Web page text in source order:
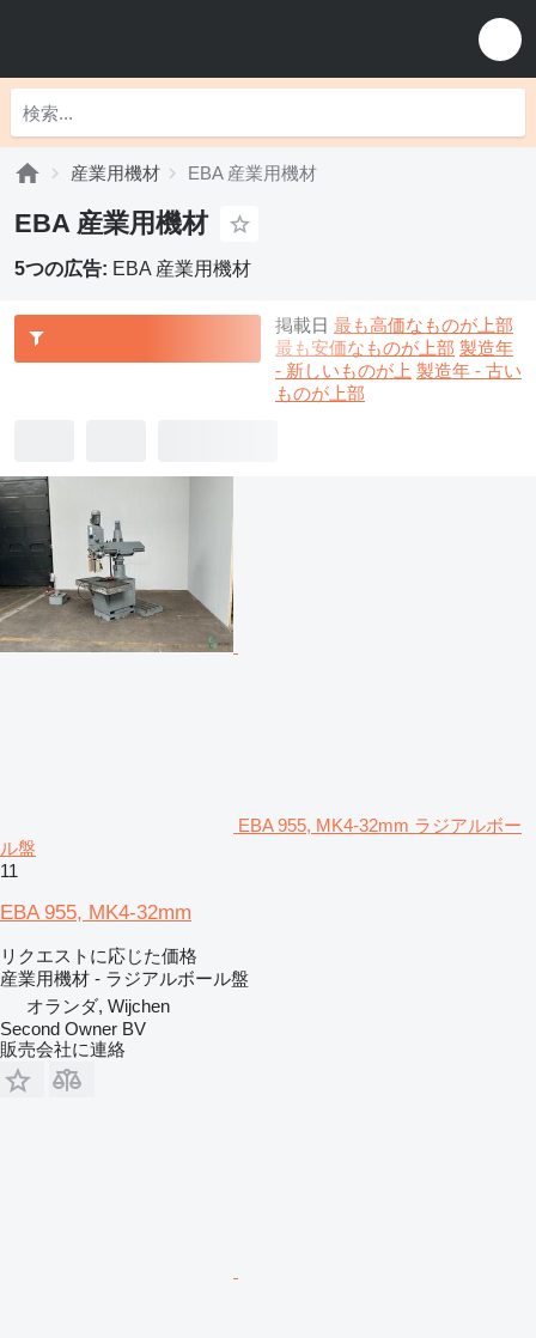
産業用機材 EBA 産業用機材
EBA 産業用機材
5つの広告: EBA 産業用機材
掲載日 最も高価なものが上部
最も安価なものが上部 製造年
- 新しいものが上 製造年 - 古い
ものが上部
EBA 955, MK4-32mm ラジアルボー
ル盤
11
EBA 955, MK4-32mm
リクエストに応じた価格
産業用機材 - ラジアルボール盤
オランダ, Wijchen
Second Owner BV
販売会社に連絡